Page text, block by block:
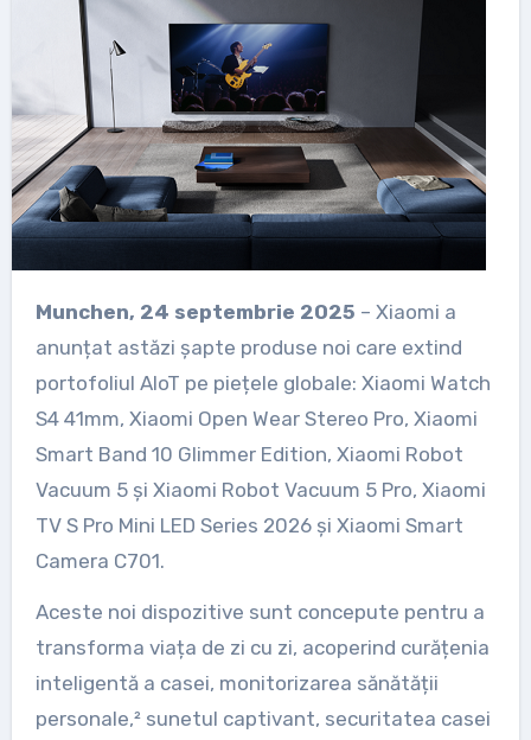
Munchen, 24 septembrie 2025 – Xiaomi a
anunțat astăzi șapte produse noi care extind
portofoliul AIoT pe piețele globale: Xiaomi Watch
S4 41mm, Xiaomi Open Wear Stereo Pro, Xiaomi
Smart Band 10 Glimmer Edition, Xiaomi Robot
Vacuum 5 și Xiaomi Robot Vacuum 5 Pro, Xiaomi
TV S Pro Mini LED Series 2026 și Xiaomi Smart
Camera C701.
Aceste noi dispozitive sunt concepute pentru a
transforma viața de zi cu zi, acoperind curățenia
inteligentă a casei, monitorizarea sănătății
personale,² sunetul captivant, securitatea casei